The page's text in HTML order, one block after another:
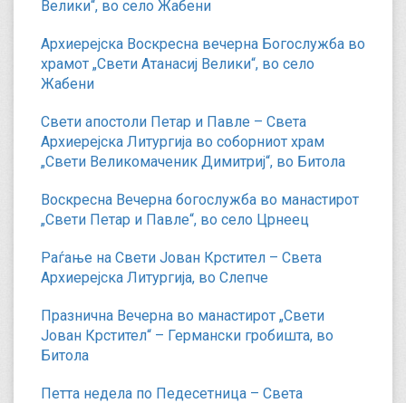
Велики“, во село Жабени
Архиерејска Воскресна вечерна Богослужба во
храмот „Свети Атанасиј Велики“, во село
Жабени
Свети апостоли Петар и Павле – Света
Архиерејска Литургија во соборниот храм
„Свети Великомаченик Димитриј“, во Битола
Воскресна Вечерна богослужба во манастирот
„Свети Петар и Павле“, во село Црнеец
Раѓање на Свети Јован Крстител – Света
Архиерејска Литургија, во Слепче
Празнична Вечерна во манастирот „Свети
Јован Крстител“ – Германски гробишта, во
Битола
Петта недела по Педесетница – Света